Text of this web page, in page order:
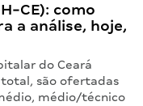
CE): como
a análise, hoje,
do Ceará
total, são ofertadas
médio/técnico